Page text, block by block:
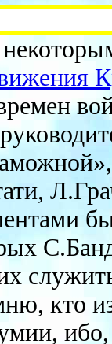
кто